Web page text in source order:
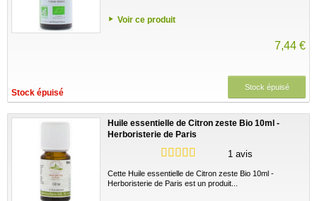
Voir ce produit
7,44 €
Stock épuisé
Stock épuisé
Huile essentielle de Citron zeste Bio 10ml -
Herboristerie de Paris
1 avis
Cette Huile essentielle de Citron zeste Bio 10ml -
Herboristerie de Paris est un produit...